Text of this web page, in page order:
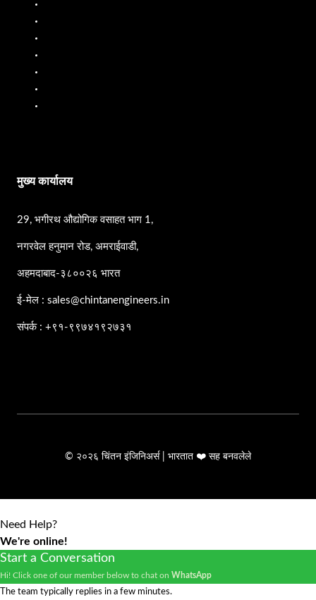
मुख्य कार्यालय
29, भगीरथ औद्योगिक वसाहत भाग 1,
नगरवेल हनुमान रोड, अमराईवाडी,
अहमदाबाद-३८००२६ भारत
ई-मेल : sales@chintanengineers.in
संपर्क : +९१-९९७४१९२७३१
© २०२६ चिंतन इंजिनिअर्स | भारतात ❤️ सह बनवलेले
Need Help?
We're online!
Start a Conversation
Hi! Click one of our member below to chat on WhatsApp
The team typically replies in a few minutes.